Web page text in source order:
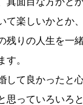
て楽しいかとか
残りの人生を一
す。
して良かったと
思っていろいろ